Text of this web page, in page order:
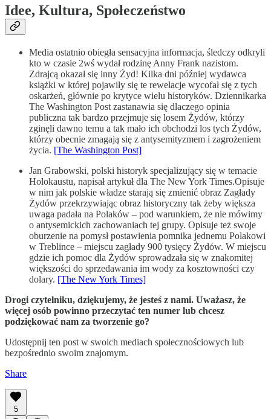
Idee, Kultura, Społeczeństwo
Media ostatnio obiegła sensacyjna informacja, śledczy odkryli
kto w czasie 2wś wydał rodzinę Anny Frank nazistom.
Zdrajcą okazał się inny Żyd! Kilka dni później wydawca
książki w której pojawiły się te rewelacje wycofał się z tych
oskarżeń, głównie po krytyce wielu historyków. Dziennikarka
The Washington Post zastanawia się dlaczego opinia
publiczna tak bardzo przejmuje się losem Żydów, którzy
zginęli dawno temu a tak mało ich obchodzi los tych Żydów,
którzy obecnie zmagają się z antysemityzmem i zagrożeniem
życia. [The Washington Post]
Jan Grabowski, polski historyk specjalizujący się w temacie
Holokaustu, napisał artykuł dla The New York Times.Opisuje
w nim jak polskie władze starają się zmienić obraz Zagłady
Żydów przekrzywiając obraz historyczny tak żeby większa
uwaga padała na Polaków – pod warunkiem, że nie mówimy
o antysemickich zachowaniach tej grupy. Opisuje też swoje
oburzenie na pomysł postawienia pomnika jednemu Polakowi
w Treblince – miejscu zagłady 900 tysięcy Żydów. W miejscu
gdzie ich pomoc dla Żydów sprowadzała się w znakomitej
większości do sprzedawania im wody za kosztowności czy
dolary. [The New York Times]
Drogi czytelniku, dziękujemy, że jesteś z nami. Uważasz, że
więcej osób powinno przeczytać ten numer lub chcesz
podziękować nam za tworzenie go?
Udostępnij ten post w swoich mediach społecznościowych lub
bezpośrednio swoim znajomym.
Share
5